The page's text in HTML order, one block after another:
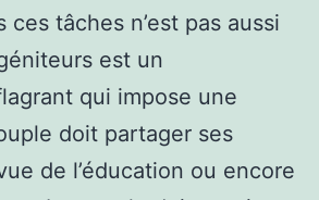
tâches n’est pas aussi
est un
qui impose une
doit partager ses
de l’éducation ou encore